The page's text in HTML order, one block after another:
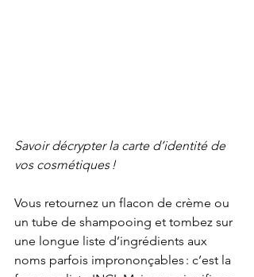
Savoir décrypter la carte d’identité de
vos cosmétiques !
Vous retournez un flacon de crème ou
un tube de shampooing et tombez sur
une longue liste d’ingrédients aux
noms parfois imprononçables : c’est la